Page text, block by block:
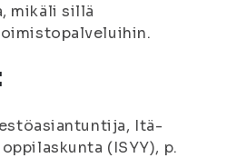
mikäli sillä
Itä-
(ISYY), p.